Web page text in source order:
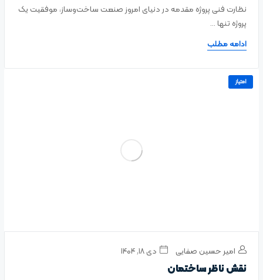
نظارت فنی پروژه مقدمه در دنیای امروز صنعت ساخت‌وساز، موفقیت یک
پروژه تنها ...
ادامه مطلب
امتیاز
امیر حسین صفایی دی ۱۸, ۱۴۰۴
نقش ناظر ساختمان